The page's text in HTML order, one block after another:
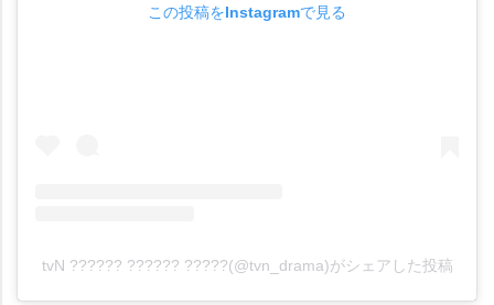
この投稿をInstagramで見る
tvN ?????? ?????? ?????(@tvn_drama)がシェアした投稿